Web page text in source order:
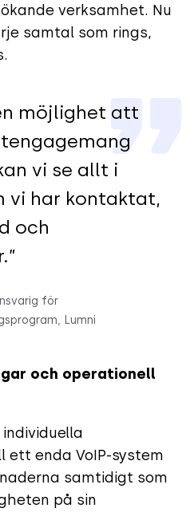
verksamhet. Nu
samtal som rings,
möjlighet att
vi se allt i
vi har kontaktat,
och
för
Lumni
och operationell
ett enda VoIP-system
samtidigt som
på sin